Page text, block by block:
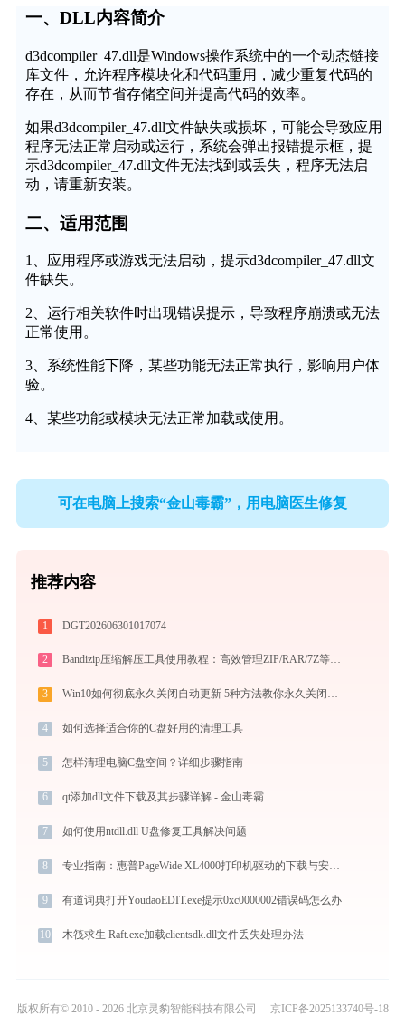
一、DLL内容简介
d3dcompiler_47.dll是Windows操作系统中的一个动态链接
库文件，允许程序模块化和代码重用，减少重复代码的
存在，从而节省存储空间并提高代码的效率。
如果d3dcompiler_47.dll文件缺失或损坏，可能会导致应用
程序无法正常启动或运行，系统会弹出报错提示框，提
示d3dcompiler_47.dll文件无法找到或丢失，程序无法启
动，请重新安装。
二、适用范围
1、应用程序或游戏无法启动，提示d3dcompiler_47.dll文
件缺失。
2、运行相关软件时出现错误提示，导致程序崩溃或无法
正常使用。
3、系统性能下降，某些功能无法正常执行，影响用户体
验。
4、某些功能或模块无法正常加载或使用。
可在电脑上搜索“金山毒霸”，用电脑医生修复
推荐内容
1 DGT202606301017074
2 Bandizip压缩解压工具使用教程：高效管理ZIP/RAR/7Z等30+格式的免费压缩神器
3 Win10如何彻底永久关闭自动更新 5种方法教你永久关闭win10自动更新
4 如何选择适合你的C盘好用的清理工具
5 怎样清理电脑C盘空间？详细步骤指南
6 qt添加dll文件下载及其步骤详解 - 金山毒霸
7 如何使用ntdll.dll U盘修复工具解决问题
8 专业指南：惠普PageWide XL4000打印机驱动的下载与安装步骤详解
9 有道词典打开YoudaoEDIT.exe提示0xc0000002错误码怎么办
10 木筏求生 Raft.exe加载clientsdk.dll文件丢失处理办法
版权所有© 2010 - 2026 北京灵豹智能科技有限公司 京ICP备2025133740号-18